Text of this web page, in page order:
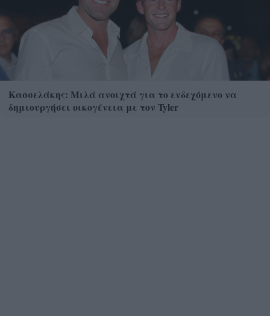
Κασσελάκης: Μιλά ανοιχτά για το ενδεχόμενο να
δημιουργήσει οικογένεια με τον Tyler